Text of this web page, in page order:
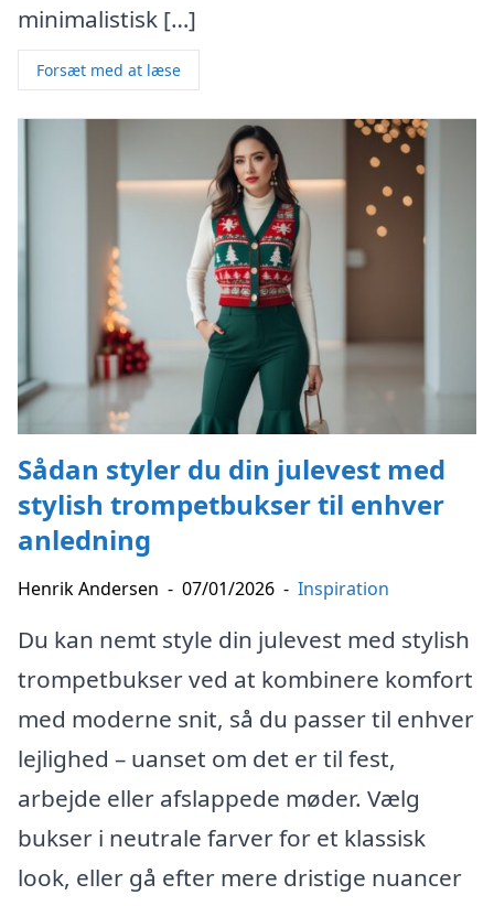
minimalistisk […]
Forsæt med at læse
Sådan styler du din julevest med
stylish trompetbukser til enhver
anledning
Henrik Andersen - 07/01/2026 - Inspiration
Du kan nemt style din julevest med stylish
trompetbukser ved at kombinere komfort
med moderne snit, så du passer til enhver
lejlighed – uanset om det er til fest,
arbejde eller afslappede møder. Vælg
bukser i neutrale farver for et klassisk
look, eller gå efter mere dristige nuancer